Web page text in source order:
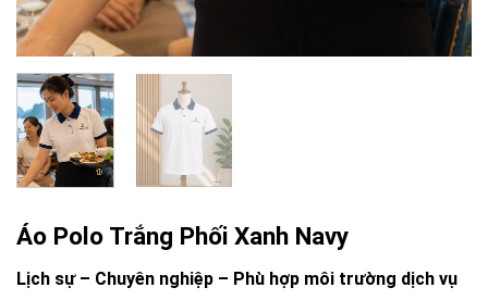
Áo Polo Trắng Phối Xanh Navy
Lịch sự – Chuyên nghiệp – Phù hợp môi trường dịch vụ